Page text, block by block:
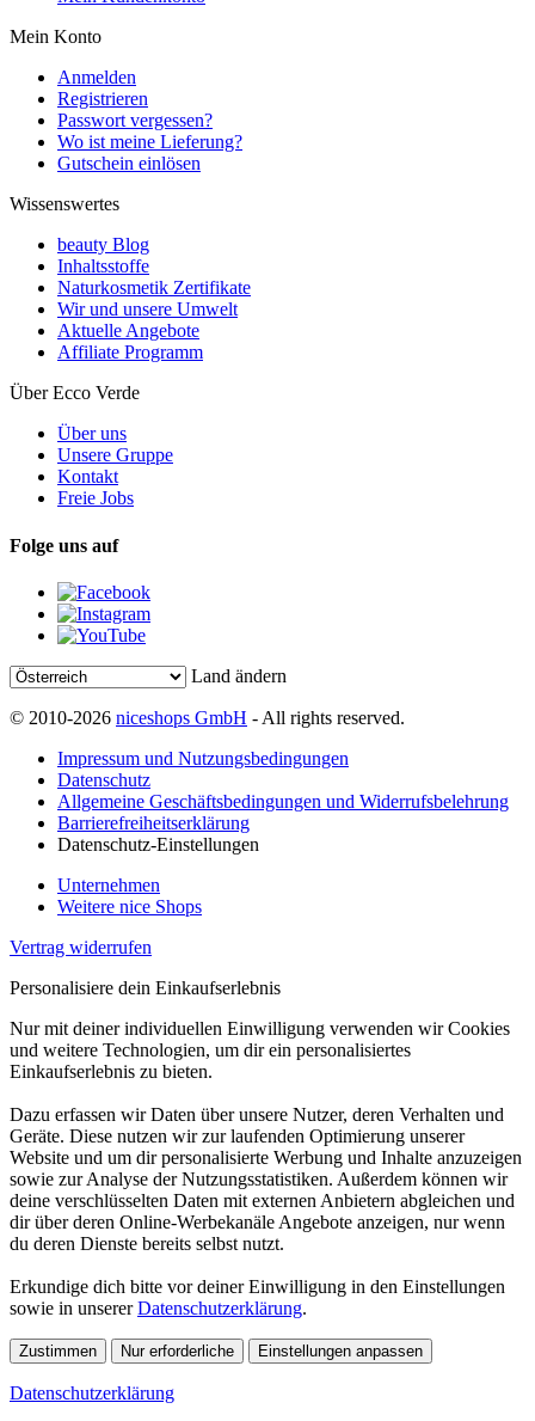
Mein Konto
Anmelden
Registrieren
Passwort vergessen?
Wo ist meine Lieferung?
Gutschein einlösen
Wissenswertes
beauty Blog
Inhaltsstoffe
Naturkosmetik Zertifikate
Wir und unsere Umwelt
Aktuelle Angebote
Affiliate Programm
Über Ecco Verde
Über uns
Unsere Gruppe
Kontakt
Freie Jobs
Folge uns auf
Land ändern
© 2010-2026 niceshops GmbH - All rights reserved.
Impressum und Nutzungsbedingungen
Datenschutz
Allgemeine Geschäftsbedingungen und Widerrufsbelehrung
Barrierefreiheitserklärung
Datenschutz-Einstellungen
Unternehmen
Weitere nice Shops
Vertrag widerrufen
Personalisiere dein Einkaufserlebnis
Nur mit deiner individuellen Einwilligung verwenden wir Cookies
und weitere Technologien, um dir ein personalisiertes
Einkaufserlebnis zu bieten.
Dazu erfassen wir Daten über unsere Nutzer, deren Verhalten und
Geräte. Diese nutzen wir zur laufenden Optimierung unserer
Website und um dir personalisierte Werbung und Inhalte anzuzeigen
sowie zur Analyse der Nutzungsstatistiken. Außerdem können wir
deine verschlüsselten Daten mit externen Anbietern abgleichen und
dir über deren Online-Werbekanäle Angebote anzeigen, nur wenn
du deren Dienste bereits selbst nutzt.
Erkundige dich bitte vor deiner Einwilligung in den Einstellungen
sowie in unsererDatenschutzerklärung.
Zustimmen Nur erforderliche Einstellungen anpassen
Datenschutzerklärung